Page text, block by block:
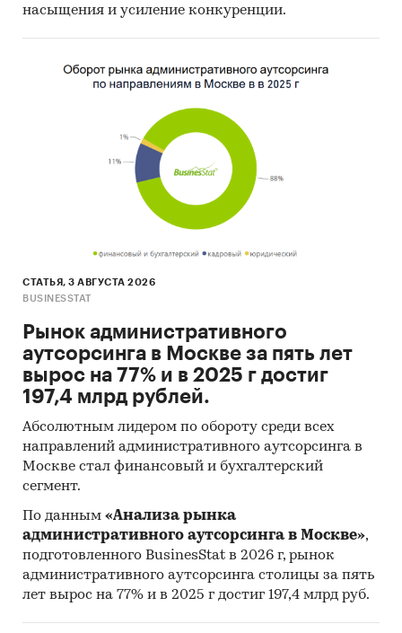
Электротовары / Счетчики
Москва
Московская область
насыщения и усиление конкуренции.
СТАТЬЯ, 3 АВГУСТА 2026
BUSINESSTAT
Рынок административного
аутсорсинга в Москве за пять лет
вырос на 77% и в 2025 г достиг
197,4 млрд рублей.
Абсолютным лидером по обороту среди всех
направлений административного аутсорсинга в
Москве стал финансовый и бухгалтерский
сегмент.
По данным «Анализа рынка
административного аутсорсинга в Москве»,
подготовленного BusinesStat в 2026 г, рынок
административного аутсорсинга столицы за пять
лет вырос на 77% и в 2025 г достиг 197,4 млрд руб.